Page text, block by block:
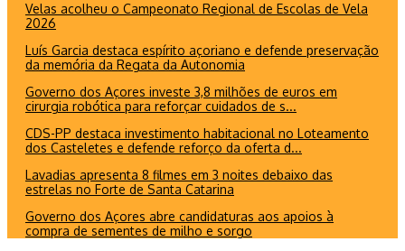
Velas acolheu o Campeonato Regional de Escolas de Vela
2026
Luís Garcia destaca espírito açoriano e defende preservação
da memória da Regata da Autonomia
Governo dos Açores investe 3,8 milhões de euros em
cirurgia robótica para reforçar cuidados de s...
CDS-PP destaca investimento habitacional no Loteamento
dos Casteletes e defende reforço da oferta d...
Lavadias apresenta 8 filmes em 3 noites debaixo das
estrelas no Forte de Santa Catarina
Governo dos Açores abre candidaturas aos apoios à
compra de sementes de milho e sorgo